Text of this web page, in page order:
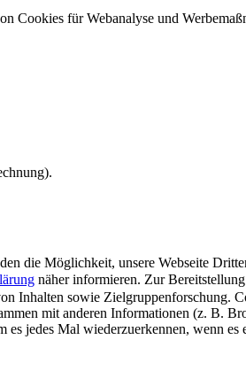
Cookies für Webanalyse und
die Möglichkeit, unsere Webseite
näher informieren. Zur
Inhalten sowie
mit anderen Informationen (z. B.
jedes Mal wiederzuerkennen, wenn